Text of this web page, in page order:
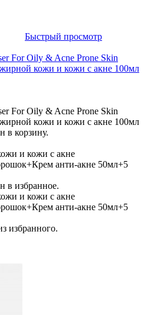
Быстрый просмотр
For Oily & Acne Prone Skin
кожи и кожи с акне 100мл
For Oily & Acne Prone Skin
кожи и кожи с акне 100мл
в корзину.
и кожи с акне
анти-акне 50мл+5
в избранное.
и кожи с акне
анти-акне 50мл+5
избранного.